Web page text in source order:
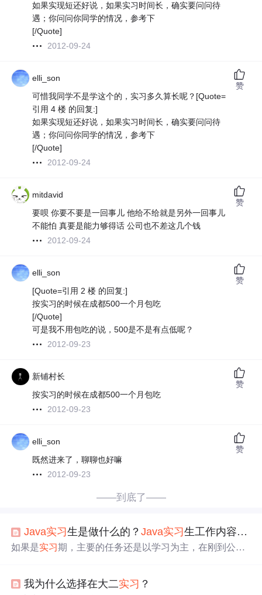
如果实现短还好说，如果实习时间长，确实要问问待
遇；你问问你同学的情况，参考下
[/Quote]
2012-09-24
elli_son
可惜我同学不是学这个的，实习多久算长呢？[Quote=
引用 4 楼 的回复:]
如果实现短还好说，如果实习时间长，确实要问问待
遇；你问问你同学的情况，参考下
[/Quote]
2012-09-24
赞
mitdavid
要呗 你要不要是一回事儿 他给不给就是另外一回事儿
不能怕 真要是能力够得话 公司也不差这几个钱
2012-09-24
赞
elli_son
[Quote=引用 2 楼 的回复:]
按实习的时候在成都500一个月包吃
[/Quote]
可是我不用包吃的说，500是不是有点低呢？
2012-09-23
赞
新铺村长
按实习的时候在成都500一个月包吃
2012-09-23
赞
elli_son
既然进来了，聊聊也好嘛
2012-09-23
赞
——到底了——
Java实习生是做什么的？Java实习生工作内容，不得不服
如果是实习期，主要的任务还是以学习为主，在刚到公司
程，以及在过程中自己需要担任什么角色以及自己能够什
我为什么选择在大二实习 ？